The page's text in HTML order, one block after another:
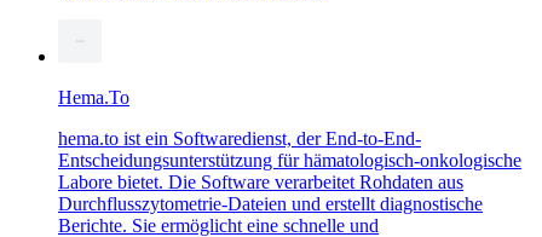
Hema.To
hema.to ist ein Softwaredienst, der End-to-End-
Entscheidungsunterstützung für hämatologisch-onkologische
Labore bietet. Die Software verarbeitet Rohdaten aus
Durchflusszytometrie-Dateien und erstellt diagnostische
Berichte. Sie ermöglicht eine schnelle und